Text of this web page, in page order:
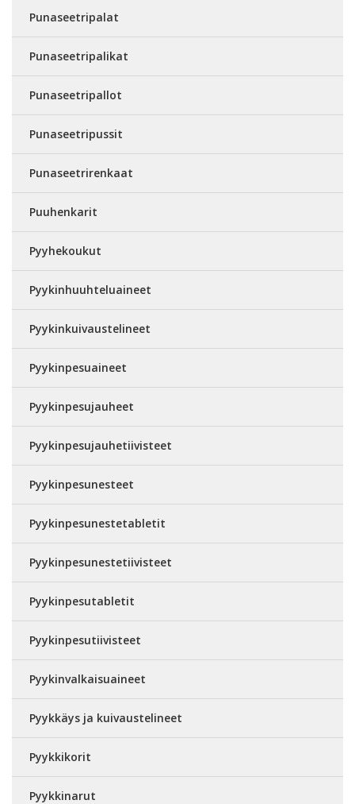
Punaseetripalat
Punaseetripalikat
Punaseetripallot
Punaseetripussit
Punaseetrirenkaat
Puuhenkarit
Pyyhekoukut
Pyykinhuuhteluaineet
Pyykinkuivaustelineet
Pyykinpesuaineet
Pyykinpesujauheet
Pyykinpesujauhetiivisteet
Pyykinpesunesteet
Pyykinpesunestetabletit
Pyykinpesunestetiivisteet
Pyykinpesutabletit
Pyykinpesutiivisteet
Pyykinvalkaisuaineet
Pyykkäys ja kuivaustelineet
Pyykkikorit
Pyykkinarut